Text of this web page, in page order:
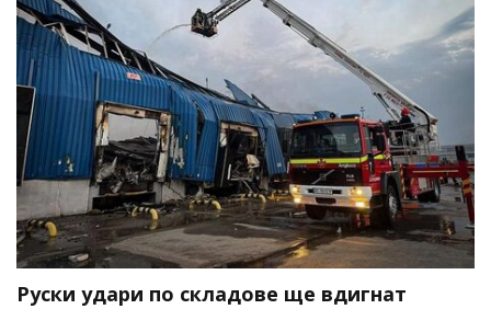
Руски удари по складове ще вдигнат